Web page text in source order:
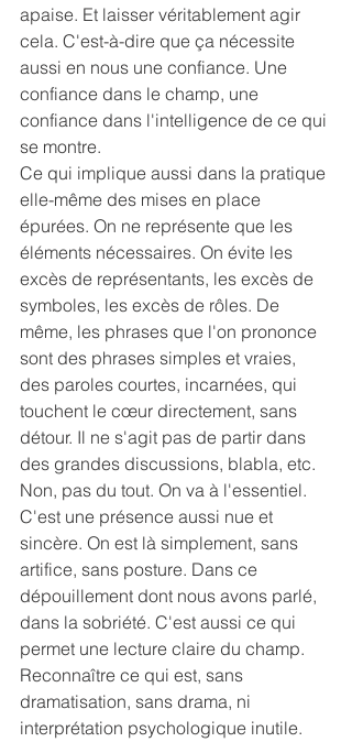
apaise. Et laisser véritablement agir
cela. C'est-à-dire que ça nécessite
aussi en nous une confiance. Une
confiance dans le champ, une
confiance dans l'intelligence de ce qui
se montre.
Ce qui implique aussi dans la pratique
elle-même des mises en place
épurées. On ne représente que les
éléments nécessaires. On évite les
excès de représentants, les excès de
symboles, les excès de rôles. De
même, les phrases que l'on prononce
sont des phrases simples et vraies,
des paroles courtes, incarnées, qui
touchent le cœur directement, sans
détour. Il ne s'agit pas de partir dans
des grandes discussions, blabla, etc.
Non, pas du tout. On va à l'essentiel.
C'est une présence aussi nue et
sincère. On est là simplement, sans
artifice, sans posture. Dans ce
dépouillement dont nous avons parlé,
dans la sobriété. C'est aussi ce qui
permet une lecture claire du champ.
Reconnaître ce qui est, sans
dramatisation, sans drama, ni
interprétation psychologique inutile.